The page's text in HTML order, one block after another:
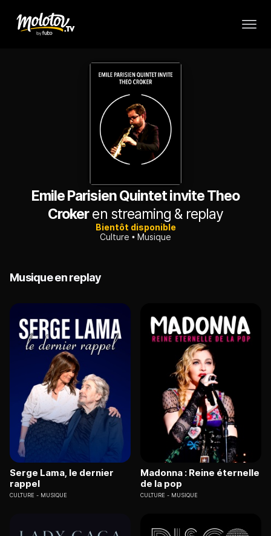
Emile Parisien Quintet invite Theo
Crokeren streaming & replay
Bientôt disponible
Culture
Musique
Musique en replay
Serge Lama, le dernier
rappel
CULTURE MUSIQUE
Madonna : Reine éternelle
de la pop
CULTURE MUSIQUE